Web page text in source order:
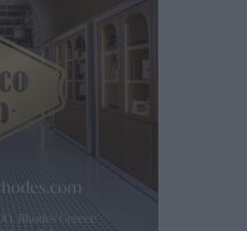
Α. Γεωργιάδη:
Ενίσχυση της
Ελλάδα και στα
για την παρθενική